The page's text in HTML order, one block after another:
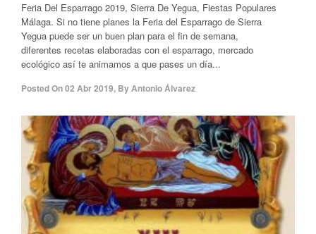
Feria Del Esparrago 2019, Sierra De Yegua, Fiestas Populares
Málaga. Si no tiene planes la Feria del Esparrago de Sierra
Yegua puede ser un buen plan para el fin de semana,
diferentes recetas elaboradas con el esparrago, mercado
ecológico así te animamos a que pases un día...
Posted On02 Abr 2019, ByAntonio Álvarez